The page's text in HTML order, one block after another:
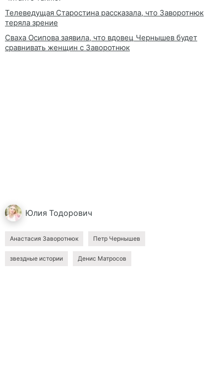
Телеведущая Старостина рассказала, что Заворотнюк
теряла зрение
Сваха Осипова заявила, что вдовец Чернышев будет
сравнивать женщин с Заворотнюк
Юлия Тодорович
Анастасия Заворотнюк Петр Чернышев
звездные истории Денис Матросов